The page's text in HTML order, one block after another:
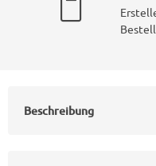
Beschreibung